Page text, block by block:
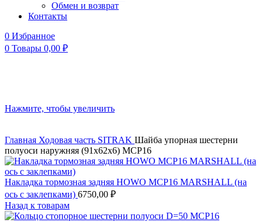
Обмен и возврат
Контакты
0 Избранное
0 Товары 0,00 ₽
Нажмите, чтобы увеличить
Главная Ходовая часть SITRAK Шайба упорная шестерни
полуоси наружняя (91x62x6) MCP16
Накладка тормозная задняя HOWO MCP16 MARSHALL (на
ось с заклепками) 6750,00 ₽
Назад к товарам